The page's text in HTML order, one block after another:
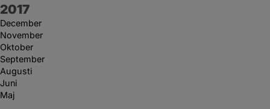
År:
2017
December
November
Oktober
September
Augusti
Juni
Maj